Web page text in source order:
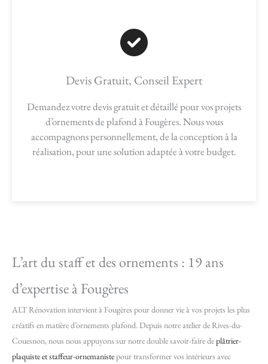
Devis Gratuit, Conseil Expert
Demandez votre devis gratuit et détaillé pour vos projets
d’ornements de plafond à Fougères. Nous vous
accompagnons personnellement, de la conception à la
réalisation, pour une solution adaptée à votre budget.
L’art du staff et des ornements : 19 ans
d’expertise à Fougères
ALT Rénovation intervient à Fougères pour donner vie à vos projets les plus
créatifs en matière d’ornements plafond. Depuis notre atelier de Rives-du-
Couesnon, nous nous appuyons sur notre double savoir-faire deplâtrier-
plaquiste et staffeur-ornemanistepour transformer vos intérieurs avec